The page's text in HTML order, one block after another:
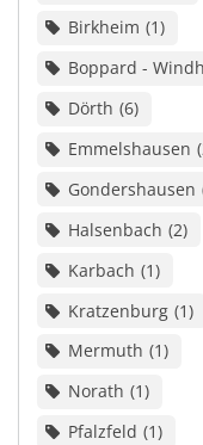
Birkheim 1
Boppard -
Dörth 6
Emmelshausen
Gondershausen
Halsenbach 2
Karbach 1
Kratzenburg 1
Mermuth 1
Norath 1
Pfalzfeld 1